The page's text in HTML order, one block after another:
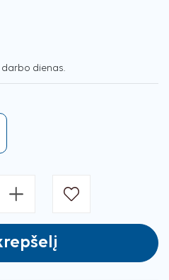
darbo dienas.
+